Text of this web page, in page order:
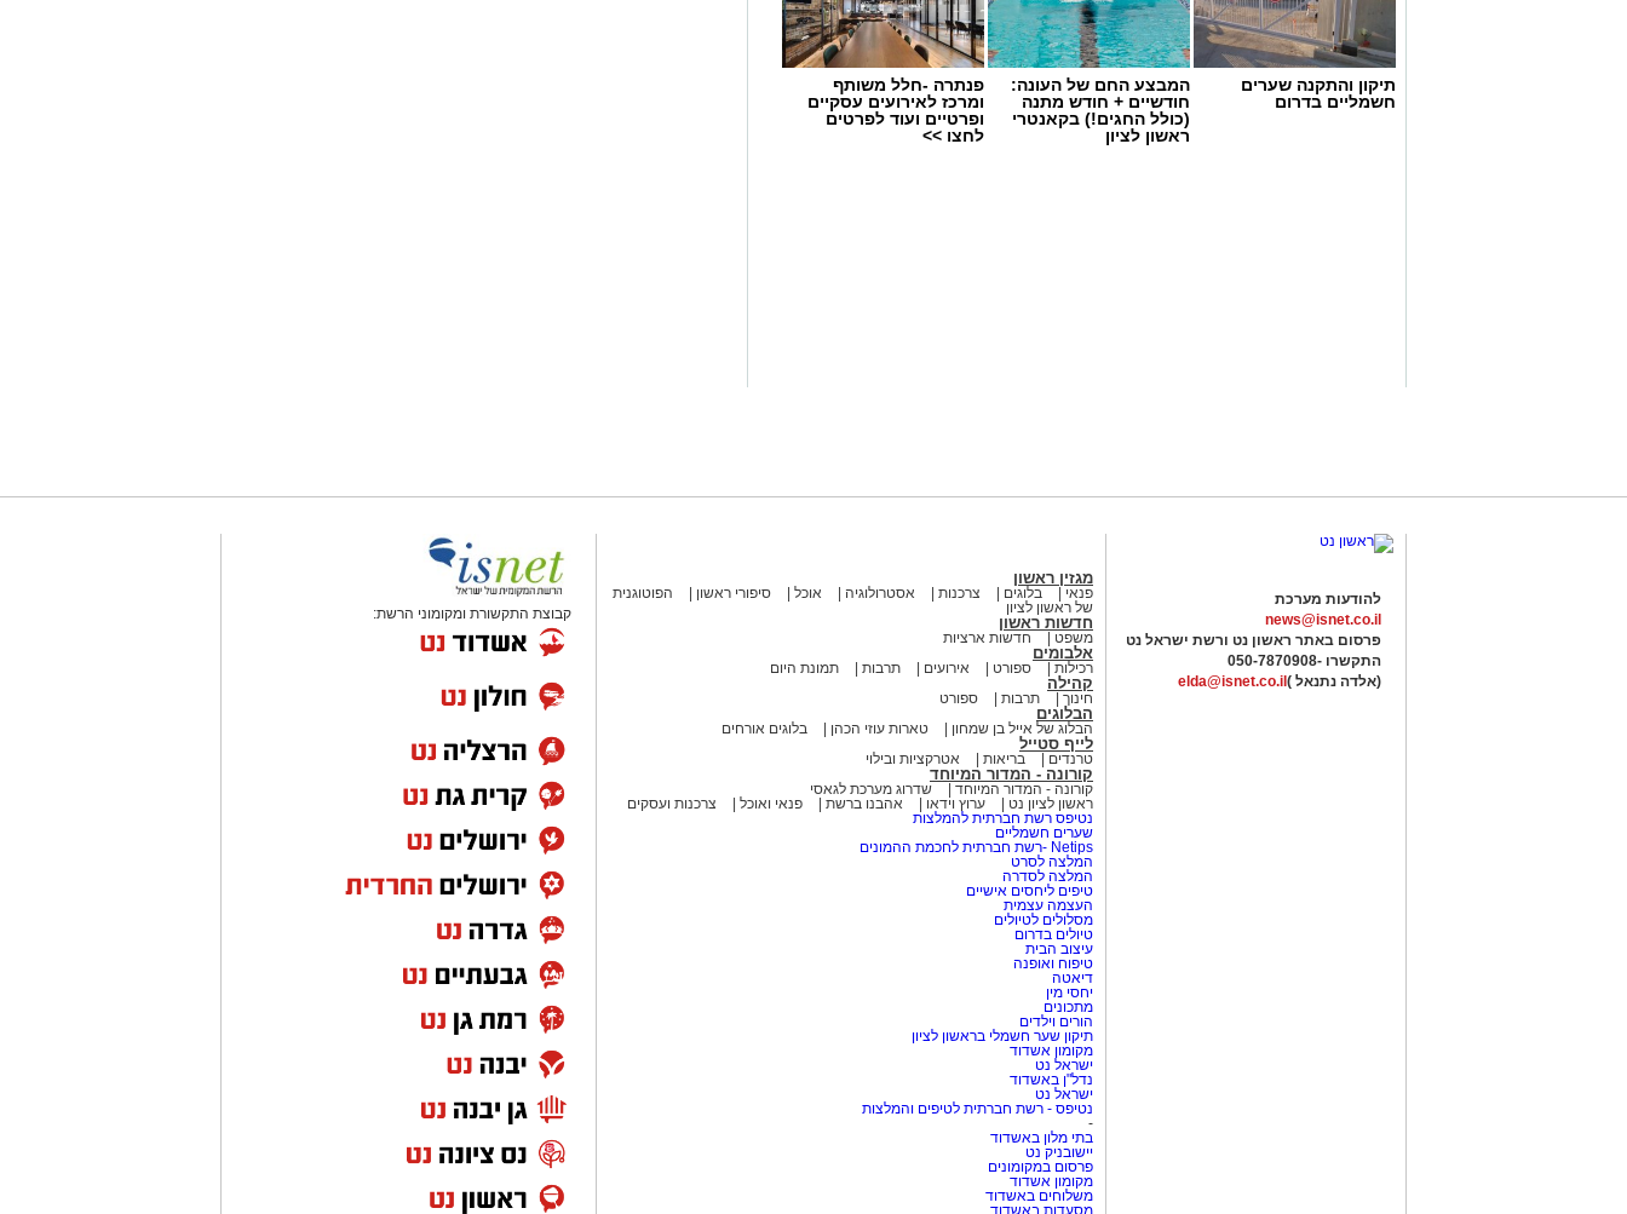
תיקון והתקנה שערים
חשמליים בדרום
המבצע החם של העונה:
חודשיים + חודש מתנה
(כולל החגים!) בקאנטרי
ראשון לציון
פנתרה -חלל משותף
ומרכז לאירועים עסקיים
ופרטיים ועוד לפרטים
לחצו >>
להודעות מערכת
news@isnet.co.il
פרסום באתר ראשון נט ורשת ישראל נט
התקשרו -050-7870908
(אלדה נתנאל ) elda@isnet.co.il
מגזין ראשון
פנאי בלוגים צרכנות אסטרולוגיה אוכל סיפורי ראשון
הפוטוגנית
של ראשון לציון
חדשות ראשון
משפט חדשות ארציות
אלבומים
רכילות ספורט אירועים תרבות תמונת היום
קהילה
חינוך תרבות ספורט
הבלוגים
הבלוג של אייל בן שמחון טארות עוזי הכהן בלוגים אורחים
לייף סטייל
טרנדים בריאות אטרקציות ובילוי
קורונה - המדור המיוחד
קורונה - המדור המיוחד
שדרוג מערכת לגאסי
ראשון לציון נט
ערוץ וידאו אהבנו ברשת פנאי ואוכל
צרכנות ועסקים
נטיפס רשת חברתית להמלצות
שערים חשמליים
Netips -רשת חברתית לחכמת ההמונים
המלצה לסרט
המלצה לסדרה
טיפים ליחסים אישיים
העצמה עצמית
מסלולים לטיולים
טיולים בדרום
עיצוב הבית
טיפוח ואופנה
דיאטה
יחסי מין
מתכונים
הורים וילדים
תיקון שער חשמלי בראשון לציון
מקומון אשדוד
ישראל נט
נדל"ן באשדוד
ישראל נט
נטיפס - רשת חברתית לטיפים והמלצות
-
בתי מלון באשדוד
יישובניק נט
פרסום במקומונים
מקומון אשדוד
משלוחים באשדוד
מסעדות באשדוד
קבוצת התקשורת ומקומוני הרשת: